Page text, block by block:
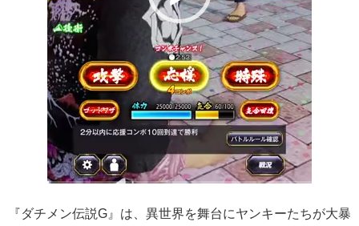
『ダチメン伝説G』は、異世界を舞台にヤンキーたちが大暴